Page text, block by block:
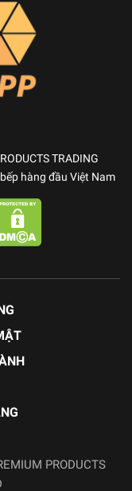
TRADING
hàng đầu Việt Nam
PRODUCTS